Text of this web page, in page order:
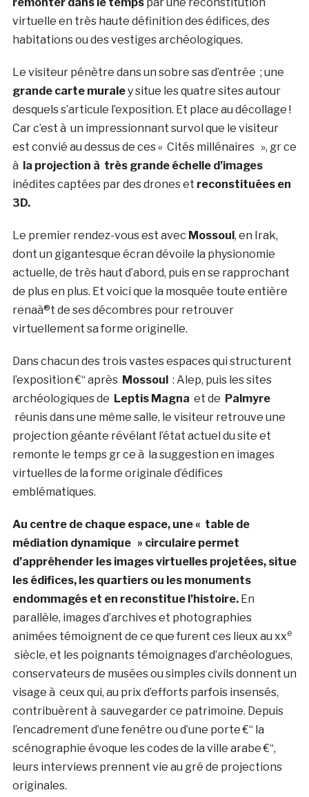
virtuelle en très haute définition des édifices, des
habitations ou des vestiges archéologiques.
Le visiteur pénètre dans un sobre sas d’entrée ; une
grande carte muraley situe les quatre sites autour
desquels s’articule l’exposition. Et place au décollage !
Car c’est à un impressionnant survol que le visiteur
est convié au dessus de ces « Cités millénaires », gr ce
à la projection à très grande échelle d’images
inédites captées par des drones et reconstituées en
3D.
Le premier rendez-vous est avec Mossoul, en Irak,
dont un gigantesque écran dévoile la physionomie
actuelle, de très haut d’abord, puis en se rapprochant
de plus en plus. Et voici que la mosquée toute entière
renaà®t de ses décombres pour retrouver
virtuellement sa forme originelle.
Dans chacun des trois vastes espaces qui structurent
l’exposition €“ après Mossoul: Alep, puis les sites
archéologiques de Leptis Magna et de Palmyre
réunis dans une même salle, le visiteur retrouve une
projection géante révélant l’état actuel du site et
remonte le temps gr ce à la suggestion en images
virtuelles de la forme originale d’édifices
emblématiques.
Au centre de chaque espace, une « table de
médiation dynamique » circulaire permet
d’appréhender les images virtuelles projetées, situe
les édifices, les quartiers ou les monuments
endommagés et en reconstitue l’histoire.En
parallèle, images d’archives et photographies
animées témoignent de ce que furent ces lieux au xxe
siècle, et les poignants témoignages d’archéologues,
conservateurs de musées ou simples civils donnent un
visage à ceux qui, au prix d’efforts parfois insensés,
contribuèrent à sauvegarder ce patrimoine. Depuis
l’encadrement d’une fenêtre ou d’une porte €“ la
scénographie évoque les codes de la ville arabe €“,
leurs interviews prennent vie au gré de projections
originales.